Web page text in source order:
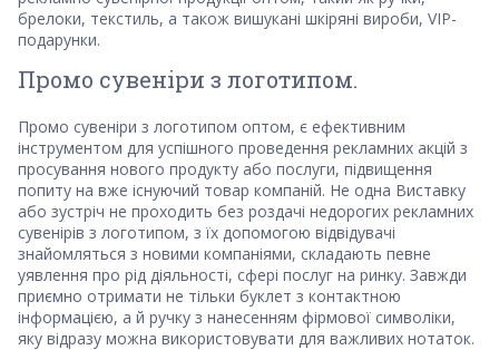
брелоки, текстиль, а також вишукані шкіряні вироби, VIP-
подарунки.
Промо сувеніри з логотипом.
Промо сувеніри з логотипом оптом, є ефективним
інструментом для успішного проведення рекламних акцій з
просування нового продукту або послуги, підвищення
попиту на вже існуючий товар компаній. Не одна Виставку
або зустріч не проходить без роздачі недорогих рекламних
сувенірів з логотипом, з їх допомогою відвідувачі
знайомляться з новими компаніями, складають певне
уявлення про рід діяльності, сфері послуг на ринку. Завжди
приємно отримати не тільки буклет з контактною
інформацією, а й ручку з нанесенням фірмової символіки,
яку відразу можна використовувати для важливих нотаток.